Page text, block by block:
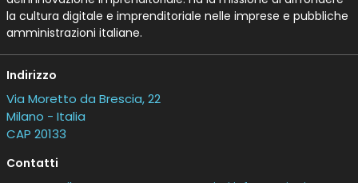
la cultura digitale e imprenditoriale nelle imprese e pubbliche
amministrazioni italiane.
Indirizzo
Via Moretto da Brescia, 22
Milano - Italia
CAP 20133
Contatti